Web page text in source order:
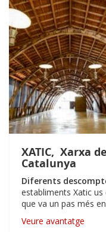
XATIC, Xarxa
Catalunya
Diferents
establiments Xatic
que va un pas més
Veure avantatge